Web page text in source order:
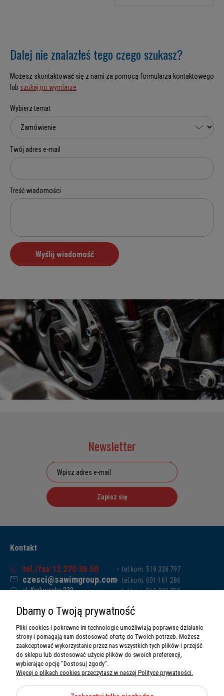
Dalej nie znalazłeś tego czego szukasz?
Możesz skontaktować się z nami za pomocą formularza kontaktowego
lub szukaj po wymiarze
Newsletter
Zapisz się
Kontakt
tel./fax 12 270 36 50
czesci@sawimgroup.com
ul. Krakowska 332,
Sawim Group Mariusz Zdyb sp. k.
NIP: 5130284470
REGON: 5246591010
tel.kom. 519 338 797
tel.kom. 601 161 286
tel.kom. 519 338 793
O nas
Dbamy o Twoją prywatność
Pliki cookies i pokrewne im technologie umożliwiają poprawne działanie
strony i pomagają nam dostosować ofertę do Twoich potrzeb. Możesz
zaakceptować wykorzystanie przez nas wszystkich tych plików i przejść
do sklepu lub dostosować użycie plików do swoich preferencji,
wybierając opcję "Dostosuj zgody".
Więcej o plikach cookies przeczytasz w naszej Polityce prywatności.